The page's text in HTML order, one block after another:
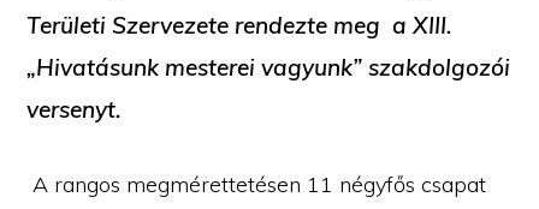
Területi Szervezete rendezte meg a XIII.
„Hivatásunk mesterei vagyunk” szakdolgozói
versenyt.
A rangos megmérettetésen 11 négyfős csapat